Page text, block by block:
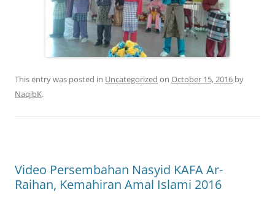
This entry was posted in Uncategorized on October 15, 2016 by
NaqibK.
Video Persembahan Nasyid KAFA Ar-
Raihan, Kemahiran Amal Islami 2016